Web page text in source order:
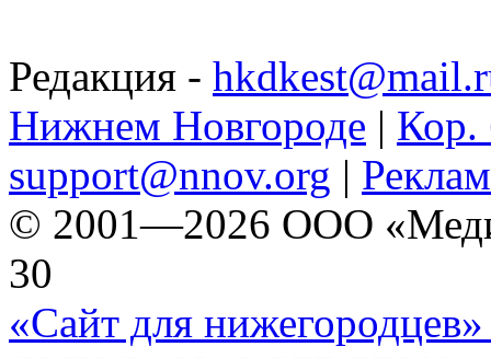
Редакция -
Нижнем Новгороде | Кор.
support@nnov.org |
© 2001—2026 ООО
30
«Сайт для нижегородцев»